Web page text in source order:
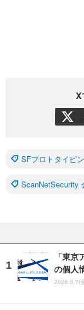
X
SFプロトタイピ
ScanNetSecurity
「東京
の個人
2026.8.7(